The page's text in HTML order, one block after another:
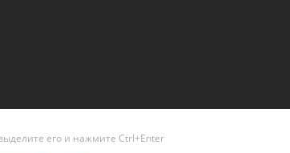
его и нажмите Ctrl+Enter